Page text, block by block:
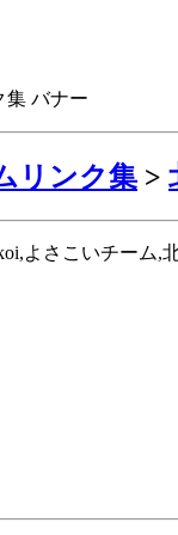
リンク集 >
よさこいチーム